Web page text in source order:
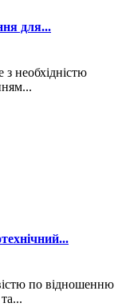
для...
необхідністю
по відношенню